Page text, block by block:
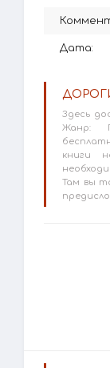
Дата:
Здесь
Жанр:
книги
Там вы